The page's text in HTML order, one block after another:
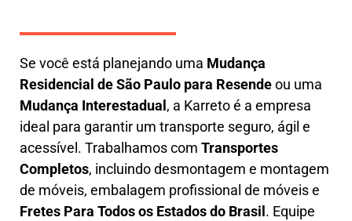
Se você está planejando uma Mudança
Residencial de São Paulo para Resendeou uma
Mudança Interestadual , a Karretoé a empresa
ideal para garantir um transporte seguro, ágil e
acessível. Trabalhamos com Transportes
Completos, incluindodesmontagem e montagem
de móveis, embalagem profissional de móveis e
Fretes Para Todos os Estados do Brasil . Equipe